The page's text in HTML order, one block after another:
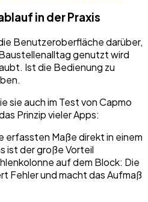
in der Praxis
Benutzeroberfläche darüber,
genutzt wird
Ist die Bedienung zu
sie auch im Test von Capmo
Prinzip vieler Apps:
erfassten Maße direkt in einem
ist der große Vorteil
auf dem Block: Die
Fehler und macht das Aufmaß